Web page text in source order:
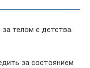
телом с детства.
за состоянием